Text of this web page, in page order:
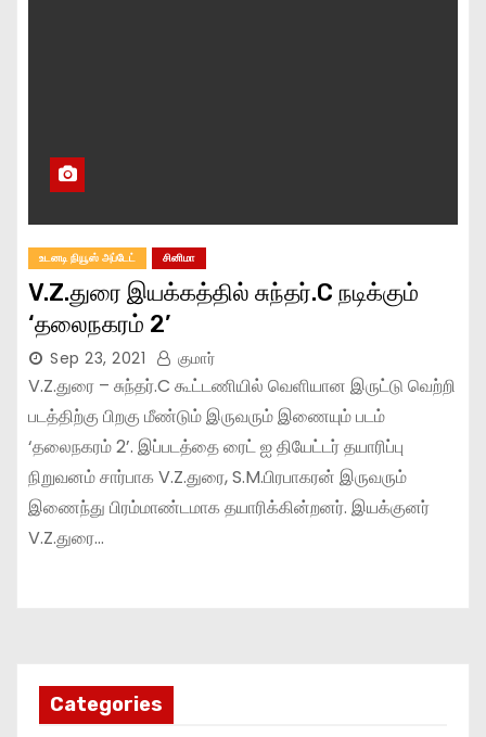
உடனடி நியூஸ் அப்டேட் சினிமா
V.Z.துரை இயக்கத்தில் சுந்தர்.C நடிக்கும்
‘தலைநகரம் 2’
Sep 23, 2021 குமார்
V.Z.துரை – சுந்தர்.C கூட்டணியில் வெளியான இருட்டு வெற்றி
படத்திற்கு பிறகு மீண்டும் இருவரும் இணையும் படம்
‘தலைநகரம் 2’. இப்படத்தை ரைட் ஐ தியேட்டர் தயாரிப்பு
நிறுவனம் சார்பாக V.Z.துரை, S.M.பிரபாகரன் இருவரும்
இணைந்து பிரம்மாண்டமாக தயாரிக்கின்றனர். இயக்குனர்
V.Z.துரை…
Categories